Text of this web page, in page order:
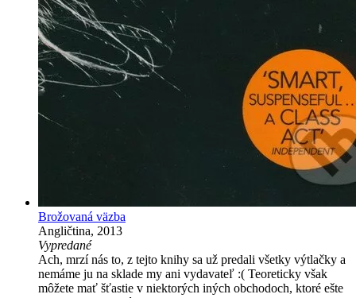
Brožovaná väzba
Angličtina, 2013
Vypredané
Ach, mrzí nás to, z tejto knihy sa už predali všetky výtlačky a
nemáme ju na sklade my ani vydavateľ :( Teoreticky však
môžete mať šťastie v niektorých iných obchodoch, ktoré ešte